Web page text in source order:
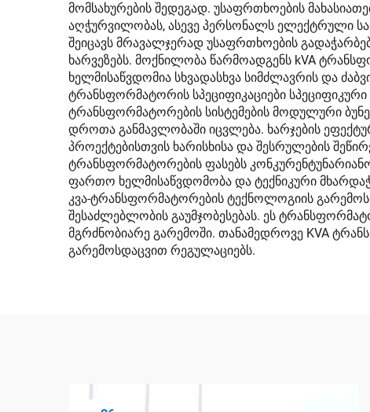
მომსახურების შედეგად. უსაფრთხოების
აღჭურვილობას, ასევე პერსონალს ელექტრული
შეიცავს მრავალჯერად უსაფრთხოების
ხარვეზებს. მოქნილობა წარმოადგენს kVA
ხელმისაწვდომია სხვადასხვა სიმძლავრის და
ტრანსფორმატორის სპეციფიკაციები
ტრანსფორმატორების სისტემების მოდულური
დროთა განმავლობაში იცვლება. ხარჯების
პროექტებისთვის ხარისხისა და შესრულების
ტრანსფორმატორების ფასებს
ფართო ხელმისაწვდომობა და ტექნიკური
კვა-ტრანსფორმატორების ტექნოლოგიის
შესაძლებლობის გაუმჯობესებას. ეს
მგრძნობიარე გარემოში. თანამედროვე KVA
გარემოსდაცვით რეგულაციებს.